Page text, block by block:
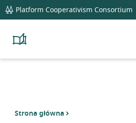
global
navigation
Platform Cooperativism Consortium
Platform
Resource
Strona główna